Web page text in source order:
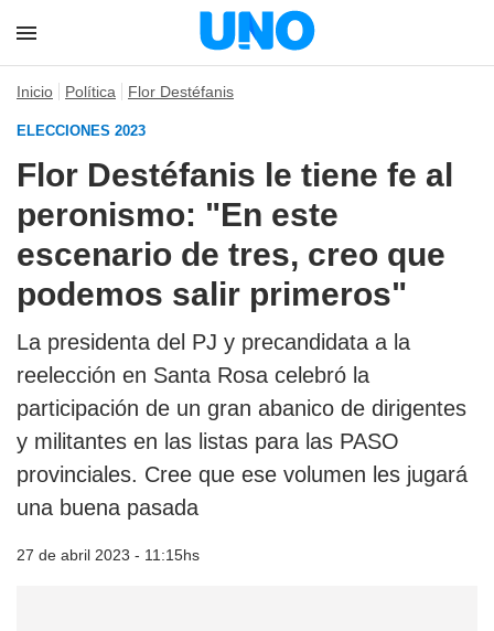
Inicio Política Flor Destéfanis
ELECCIONES 2023
Flor Destéfanis le tiene fe al
peronismo: "En este
escenario de tres, creo que
podemos salir primeros"
La presidenta del PJ y precandidata a la
reelección en Santa Rosa celebró la
participación de un gran abanico de dirigentes
y militantes en las listas para las PASO
provinciales. Cree que ese volumen les jugará
una buena pasada
27 de abril 2023 - 11:15hs